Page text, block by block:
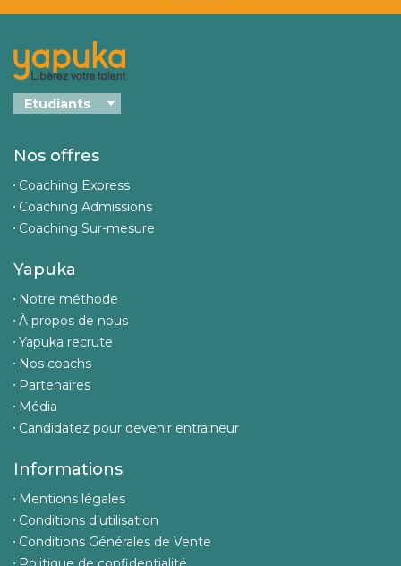
Nos offres
Coaching Express
Coaching Admissions
Coaching Sur-mesure
Yapuka
Notre méthode
À propos de nous
Yapuka recrute
Nos coachs
Partenaires
Média
Candidatez pour devenir entraineur
Informations
Mentions légales
Conditions d’utilisation
Conditions Générales de Vente